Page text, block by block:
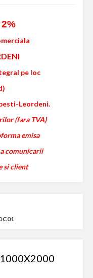
pe loc
Leordeni.
(fara TVA)
emisa
comunicarii
si client